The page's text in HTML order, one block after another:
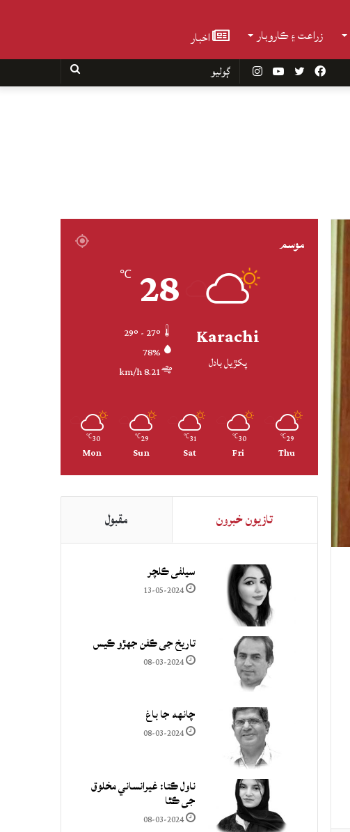
زراعت ۽ ڪاروبار اخبار
InstagramYouTube Twitter
Facebook
موسم
Karachi
پکڙيل بادل
28
℃
78%
8.21 km/h
29
℃
Thu
30
℃
Fri
31
℃
Sat
29
℃
Sun
30
℃
Mon
تازيون خبرون مقبول
سيلفي ڪلچر
13-05-2024
تاريخ جي ڪفن جھڙو ڪيس
08-03-2024
چانهه جا باغ
08-03-2024
ناول ڪتا: غيرانساني مخلوق
جي ڪٿا
08-03-2024